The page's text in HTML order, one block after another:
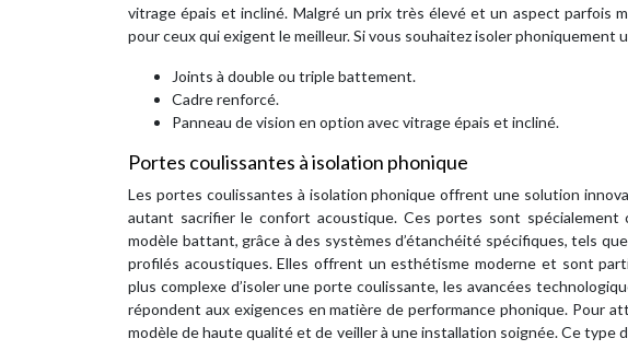
vitrage épais et incliné. Malgré un prix très élevé et un aspect parfois
pour ceux qui exigent le meilleur. Si vous souhaitez isoler phoniquement
Joints à double ou triple battement.
Cadre renforcé.
Panneau de vision en option avec vitrage épais et incliné.
Portes coulissantes à isolation phonique
Les portes coulissantes à isolation phonique offrent une solution
autant sacrifier le confort acoustique. Ces portes sont spécialement
modèle battant, grâce à des systèmes d’étanchéité spécifiques, tels
profilés acoustiques. Elles offrent un esthétisme moderne et sont
plus complexe d’isoler une porte coulissante, les avancées
répondent aux exigences en matière de performance phonique. Pour
modèle de haute qualité et de veiller à une installation soignée. Ce type